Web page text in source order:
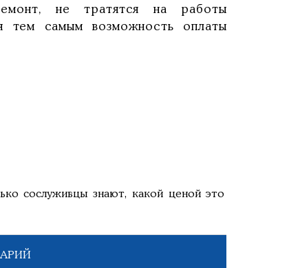
не тратятся на работы
тем самым возможность оплаты
сослуживцы знают, какой ценой это